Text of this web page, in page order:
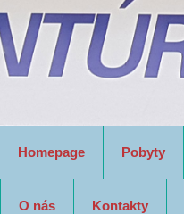
Homepage Pobyty
O nás Kontakty